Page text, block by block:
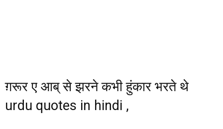
ग़रूर ए आब् से झरने कभी हुंकार भरते थे
urdu quotes in hindi ,